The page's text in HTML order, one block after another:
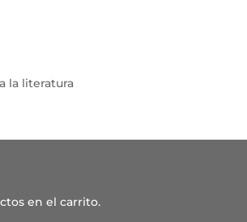
la literatura
en el carrito.